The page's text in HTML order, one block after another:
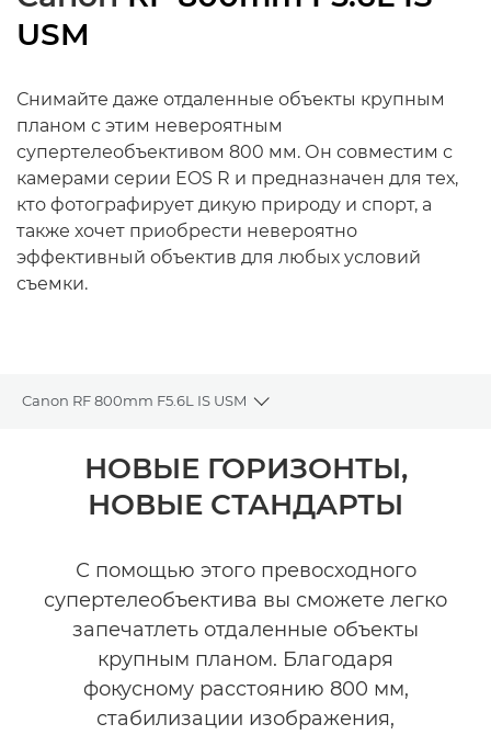
USM
Снимайте даже отдаленные объекты крупным
планом с этим невероятным
супертелеобъективом 800 мм. Он совместим с
камерами серии EOS R и предназначен для тех,
кто фотографирует дикую природу и спорт, а
также хочет приобрести невероятно
эффективный объектив для любых условий
съемки.
Canon RF 800mm F5.6L IS USM
Toggle breadcrumbs
Общая информация
Технические характеристики
НОВЫЕ ГОРИЗОНТЫ,
НОВЫЕ СТАНДАРТЫ
С помощью этого превосходного
супертелеобъектива вы сможете легко
запечатлеть отдаленные объекты
крупным планом. Благодаря
фокусному расстоянию 800 мм,
стабилизации изображения,